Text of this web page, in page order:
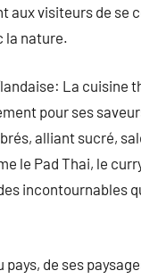
aux visiteurs de se
la nature.
La cuisine
pour ses
alliant sucré,
le Pad Thai, le
incontournables
pays, de ses